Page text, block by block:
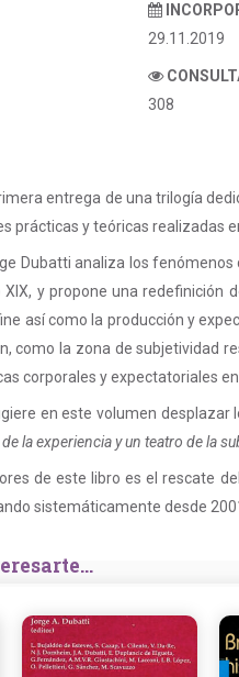
29.11.2019
308
entrega de una trilogía
prácticas y teóricas realizadas
Dubatti analiza los
y propone una redefinición
así como la producción y
como la zona de subjetividad
corporales y expectatoriales
en este volumen desplazar
la experiencia y un teatro de la
de este libro es el rescate
sistemáticamente desde